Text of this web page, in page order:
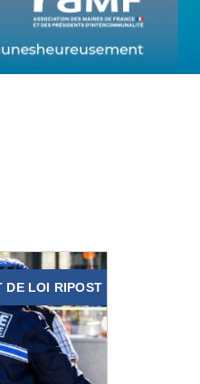
DE LOI RIPOST